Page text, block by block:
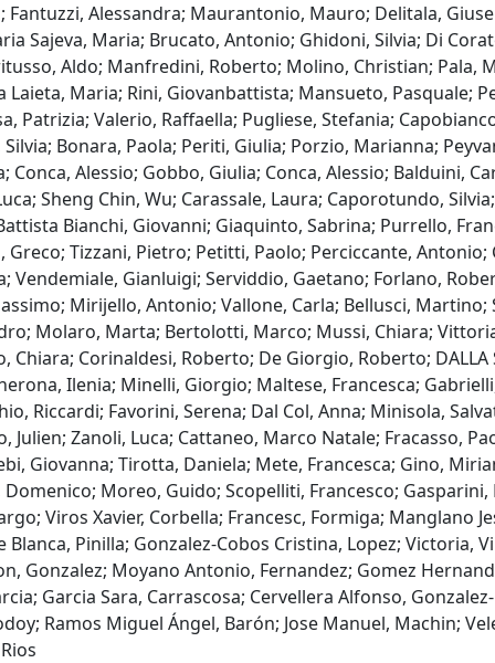
Alessandra; Maurantonio, Mauro; Delitala,
Sajeva, Maria; Brucato, Antonio; Ghidoni, Silvia; Di
Aldo; Manfredini, Roberto; Molino, Christian; Pala,
Maria; Rini, Giovanbattista; Mansueto, Pasquale;
Patrizia; Valerio, Raffaella; Pugliese, Stefania;
Bonara, Paola; Periti, Giulia; Porzio, Marianna;
Alessio; Gobbo, Giulia; Conca, Alessio; Balduini,
Sheng Chin, Wu; Carassale, Laura; Caporotundo,
Bianchi, Giovanni; Giaquinto, Sabrina; Purrello,
Tizzani, Pietro; Petitti, Paolo; Perciccante,
Gianluigi; Serviddio, Gaetano; Forlano,
Mirijello, Antonio; Vallone, Carla; Bellusci,
Molaro, Marta; Bertolotti, Marco; Mussi, Chiara;
Corinaldesi, Roberto; De Giorgio, Roberto;
Ilenia; Minelli, Giorgio; Maltese, Francesca;
Riccardi; Favorini, Serena; Dal Col, Anna; Minisola,
Zanoli, Luca; Cattaneo, Marco Natale; Fracasso,
Giovanna; Tirotta, Daniela; Mete, Francesca; Gino,
Moreo, Guido; Scopelliti, Francesco; Gasparini,
Viros Xavier, Corbella; Francesc, Formiga; Manglano
Pinilla; Gonzalez-Cobos Cristina, Lopez; Victoria,
Gonzalez; Moyano Antonio, Fernandez; Gomez
Garcia Sara, Carrascosa; Cervellera Alfonso,
Ramos Miguel Ángel, Barón; Jose Manuel, Machin;